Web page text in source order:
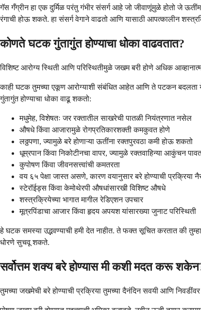
गॅस गँग्रीन हा एक दुर्मिळ परंतु गंभीर संसर्ग आहे जो जीवाणूंमुळे होतो जे
रंगाची होऊ शकते. हा संसर्ग वेगाने वाढतो आणि यासाठी आपत्कालीन
कोणते घटक गुंतागुंत होण्याचा धोका वाढवतात?
विशिष्ट आरोग्य स्थिती आणि परिस्थितीमुळे जखम बरी होणे अधिक
काही घटक तुमच्या एकूण आरोग्याशी संबंधित आहेत आणि ते पटकन बदलता
गुंतागुंत होण्याचा धोका वाढू शकतो:
मधुमेह, विशेषतः जर रक्तातील साखरेची पातळी नियंत्रणात नसेल
औषधे किंवा आजारामुळे रोगप्रतिकारशक्ती कमकुवत होणे
लठ्ठपणा, ज्यामुळे बरे होणाऱ्या ऊतींना रक्तपुरवठा कमी होऊ शकतो
धूम्रपान किंवा निकोटीनचा वापर, ज्यामुळे रक्तवाहिन्या आकुंचन
कुपोषण किंवा जीवनसत्त्वांची कमतरता
वय ६५ पेक्षा जास्त असणे, कारण वयानुसार बरे होण्याची प्रक्रिया
स्टेरॉईड्स किंवा केमोथेरपी औषधांसारखी विशिष्ट औषधे
शस्त्रक्रियेच्या भागात मागील रेडिएशन उपचार
मूत्रपिंडाचा आजार किंवा हृदय अपयश यांसारख्या जुनाट परिस्थिती
हे घटक समस्या उद्भवण्याची हमी देत ​​नाहीत. ते फक्त सूचित करतात की
धोरणे सुचवू शकते.
सर्वोत्तम शक्य बरे होण्यास मी कशी मदत करू
तुमच्या जखमेची बरे होण्याची प्रक्रिया तुमच्या दैनंदिन सवयी आणि